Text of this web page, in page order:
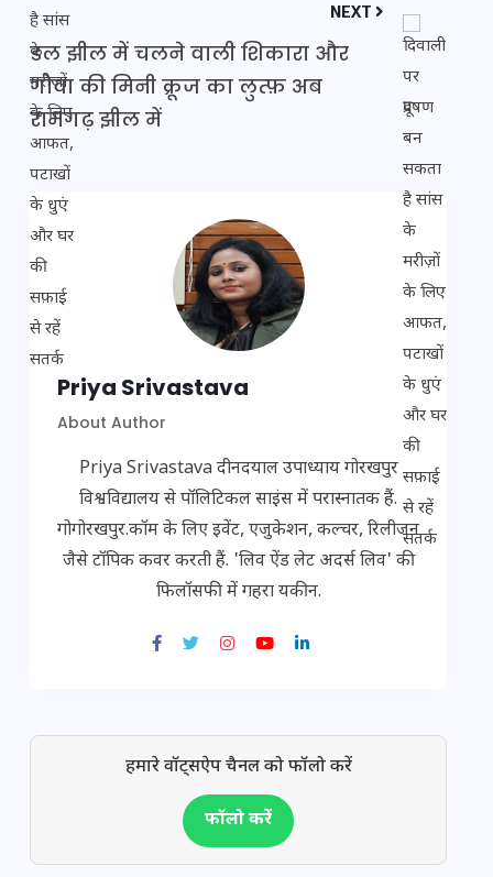
NEXT
डल झील में चलने वाली शिकारा और
गोवा की मिनी क्रूज का लुत्फ़ अब
रामगढ़ झील में
Priya Srivastava
About Author
Priya Srivastava दीनदयाल उपाध्याय गोरखपुर
विश्वविद्यालय से पॉलिटिकल साइंस में परास्नातक हैं.
गोगोरखपुर.कॉम के लिए इवेंट, एजुकेशन, कल्चर, रिलीजन
जैसे टॉपिक कवर करती हैं. 'लिव ऐंड लेट अदर्स लिव' की
फिलॉसफी में गहरा यकीन.
हमारे वॉट्सऐप चैनल को फॉलो करें
फॉलो करें